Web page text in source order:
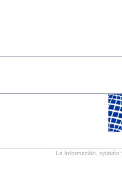
La información,